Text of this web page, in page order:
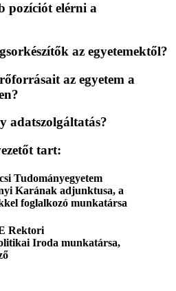
pozíciót elérni a
az egyetemektől?
az egyetem a
adatszolgáltatás?
tart:
Tudományegyetem
Karának adjunktusa, a
foglalkozó munkatársa
Rektori
Iroda munkatársa,